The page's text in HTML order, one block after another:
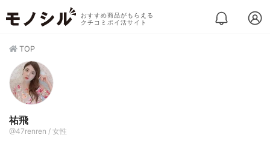
おすすめ商品がもらえる
クチコミポイ活サイト
TOP
祐飛
@47renren / 女性